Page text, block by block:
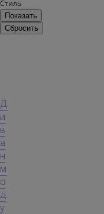
Стиль
И
|
M
I
K
Y
Д
и
в
а
н
м
о
д
у